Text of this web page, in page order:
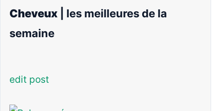
Cheveux | les meilleures de la
semaine
edit post